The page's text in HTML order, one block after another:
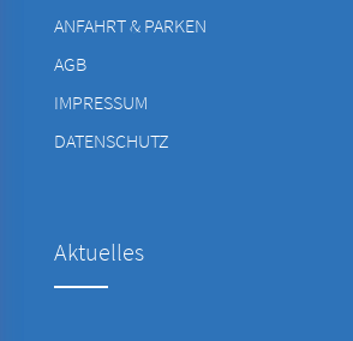
ANFAHRT & PARKEN
AGB
IMPRESSUM
DATENSCHUTZ
Aktuelles